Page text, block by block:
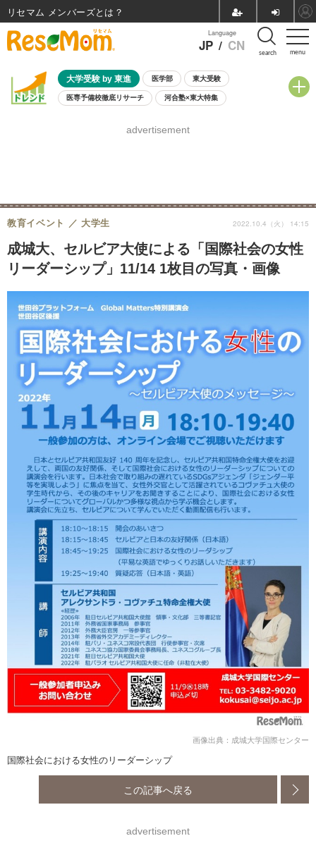
menu
Language
JP / CN search
大学受験 by 東進 医学部 東大受験
医専予備校徹底リサーチ 河合塾×東大特集
8月開催学校説明会・相談会
advertisement
成城大、セルビア大使による「国際社会の女性
リーダーシップ」11/14 1枚目の写真・画像
教育イベント 大学生 2022.10.4（火） 14:15
画像出典：成城大学国際センター
国際社会における女性のリーダーシップ
この記事へ戻る
advertisement
リセマム メンバーズ